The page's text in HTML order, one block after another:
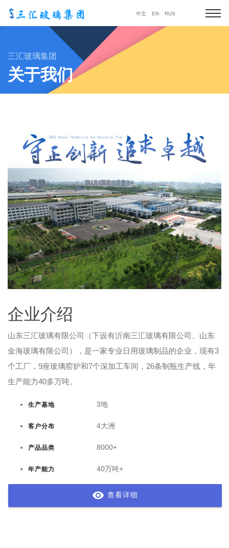
中文 EN RUS
三汇玻璃集团
关于我们
企业介绍
山东三汇玻璃有限公司（下设有沂南三汇玻璃有限公司、山东
金海玻璃有限公司），是一家专业日用玻璃制品的企业，现有3
个工厂，9座玻璃窑炉和7个深加工车间，26条制瓶生产线，年
生产能力40多万吨。
生产基地 3地
客户分布 4大洲
产品品类 8000+
年产能力 40万吨+
查看详细